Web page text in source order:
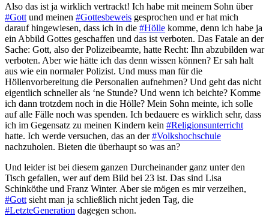
Also das ist ja wirklich vertrackt! Ich habe mit meinem Sohn über
#Gott und meinen #Gottesbeweis gesprochen und er hat mich
darauf hingewiesen, dass ich in die #Hölle komme, denn ich habe ja
ein Abbild Gottes geschaffen und das ist verboten. Das Fatale an der
Sache: Gott, also der Polizeibeamte, hatte Recht: Ihn abzubilden war
verboten. Aber wie hätte ich das denn wissen können? Er sah halt
aus wie ein normaler Polizist. Und muss man für die
Höllenvorbereitung die Personalien aufnehmen? Und geht das nicht
eigentlich schneller als ‘ne Stunde? Und wenn ich beichte? Komme
ich dann trotzdem noch in die Hölle? Mein Sohn meinte, ich solle
auf alle Fälle noch was spenden. Ich bedauere es wirklich sehr, dass
ich im Gegensatz zu meinen Kindern kein #Religionsunterricht
hatte. Ich werde versuchen, das an der#Volkshochschule
nachzuholen. Bieten die überhaupt so was an?
Und leider ist bei diesem ganzen Durcheinander ganz unter den
Tisch gefallen, wer auf dem Bild bei 23 ist. Das sind Lisa
Schinköthe und Franz Winter. Aber sie mögen es mir verzeihen,
#Gott sieht man ja schließlich nicht jeden Tag, die
#LetzteGeneration dagegen schon.